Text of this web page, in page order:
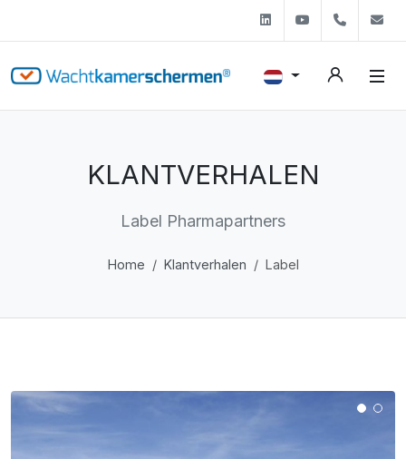
LinkedinYoutube+31
KLANTVERHALEN
Label Pharmapartners
Home Klantverhalen Label